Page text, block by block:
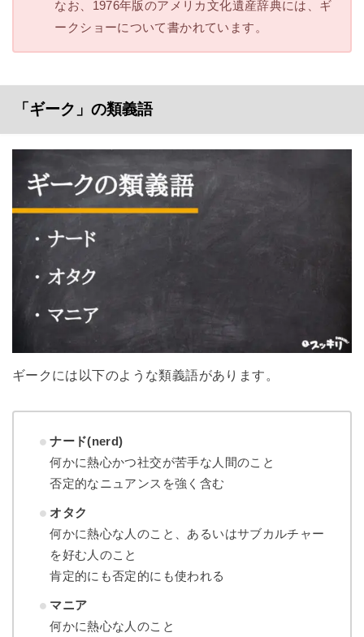
なお、1976年版のアメリカ文化遺産辞典には、ギ
ークショーについて書かれています。
「ギーク」の類義語
ギークには以下のような類義語があります。
ナード(nerd)
何かに熱心かつ社交が苦手な人間のこと
否定的なニュアンスを強く含む
オタク
何かに熱心な人のこと、あるいはサブカルチャー
を好む人のこと
肯定的にも否定的にも使われる
マニア
何かに熱心な人のこと